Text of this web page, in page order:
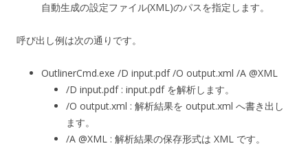
自動生成の設定ファイル(XML)のパスを指定します。
呼び出し例は次の通りです。
OutlinerCmd.exe /D input.pdf /O output.xml /A @XML
/D input.pdf : input.pdf を解析します。
/O output.xml : 解析結果を output.xml へ書き出し
ます。
/A @XML : 解析結果の保存形式は XML です。